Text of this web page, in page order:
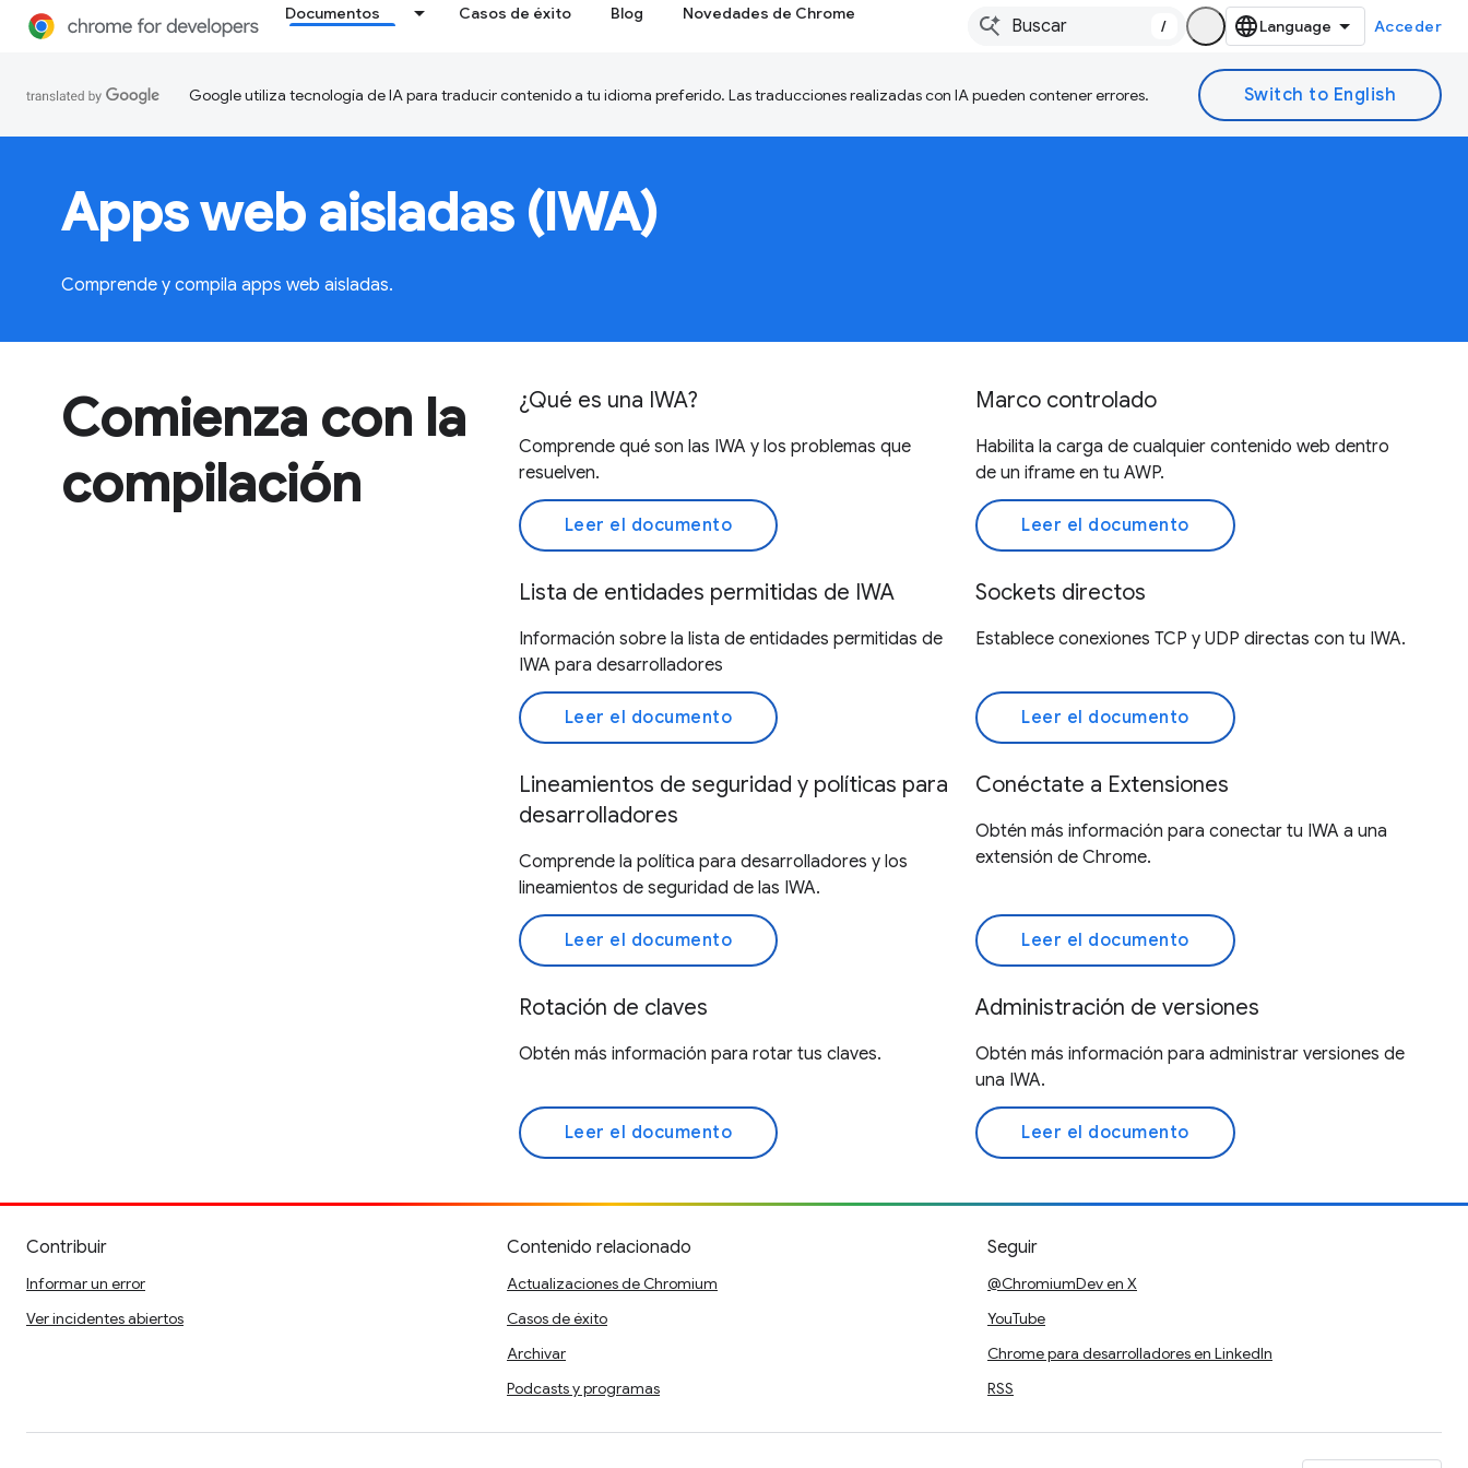
Documentos Casos de éxito Blog Novedades de Chrome
/ Acceder
Google utiliza tecnología de IA para traducir contenido a tu idioma preferido. Las traducciones realizadas con IA pueden contener errores.
Apps web aisladas (IWA)
Comprende y compila apps web aisladas.
Comienza con la
compilación
¿Qué es una IWA?
Comprende qué son las IWA y los problemas que
resuelven.
Leer el documento
Marco controlado
Habilita la carga de cualquier contenido web dentro
de un iframe en tu AWP.
Leer el documento
Lista de entidades permitidas de IWA
Información sobre la lista de entidades permitidas de
IWA para desarrolladores
Leer el documento
Sockets directos
Establece conexiones TCP y UDP directas con tu IWA.
Leer el documento
Lineamientos de seguridad y políticas para
desarrolladores
Comprende la política para desarrolladores y los
lineamientos de seguridad de las IWA.
Leer el documento
Conéctate a Extensiones
Obtén más información para conectar tu IWA a una
extensión de Chrome.
Leer el documento
Rotación de claves
Obtén más información para rotar tus claves.
Leer el documento
Administración de versiones
Obtén más información para administrar versiones de
una IWA.
Leer el documento
Contribuir
Informar un error
Ver incidentes abiertos
Contenido relacionado
Actualizaciones de Chromium
Casos de éxito
Archivar
Podcasts y programas
Seguir
@ChromiumDev en X
YouTube
Chrome para desarrolladores en LinkedIn
RSS